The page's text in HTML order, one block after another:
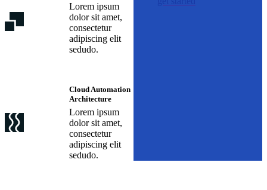
Lorem ipsum
dolor sit amet,
consectetur
adipiscing elit
sedudo.
Cloud Automation
Architecture
Lorem ipsum
dolor sit amet,
consectetur
adipiscing elit
sedudo.